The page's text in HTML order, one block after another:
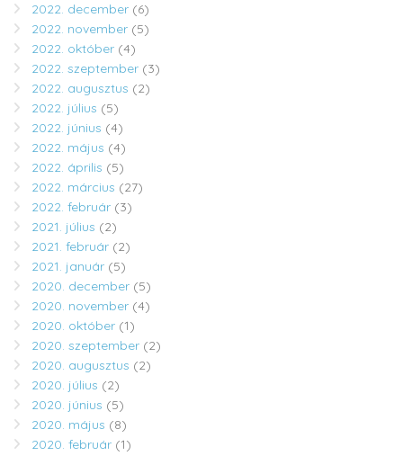
2022. december (6)
2022. november (5)
2022. október (4)
2022. szeptember (3)
2022. augusztus (2)
2022. július (5)
2022. június (4)
2022. május (4)
2022. április (5)
2022. március (27)
2022. február (3)
2021. július (2)
2021. február (2)
2021. január (5)
2020. december (5)
2020. november (4)
2020. október (1)
2020. szeptember (2)
2020. augusztus (2)
2020. július (2)
2020. június (5)
2020. május (8)
2020. február (1)